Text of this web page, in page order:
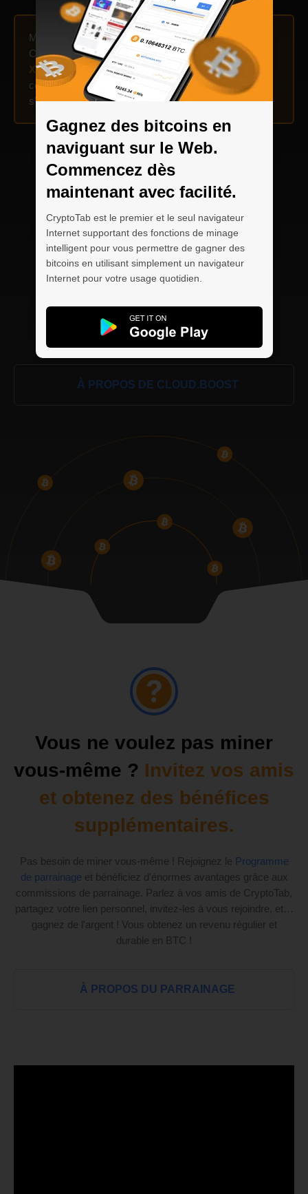
Gagnez des bitcoins en
naviguant sur le Web.
Commencez dès
maintenant avec facilité.
CryptoTab est le premier et le seul navigateur
Internet supportant des fonctions de minage
intelligent pour vous permettre de gagner des
bitcoins en utilisant simplement un navigateur
Internet pour votre usage quotidien.
Minez jusqu'à300 fois plus viteen utilisant la fonction
Cloud.Boost sur votre appareil mobile ! Activez
X2,X15,X10 , ouX15 multiplicateurs et combinez-les
comme vous le souhaitez — tout se met en place et
s'accorde lorsque le minage est lancé.
À PROPOS DE CLOUD.BOOST
Vous ne voulez pas miner
vous-même ? Invitez vos amis
et obtenez des bénéfices
supplémentaires.
Pas besoin de miner vous-même ! Rejoignez le Programme
de parrainage et bénéficiez d'énormes avantages grâce aux
commissions de parrainage. Parlez à vos amis de CryptoTab,
partagez votre lien personnel, invitez-les à vous rejoindre, et…
gagnez de l'argent ! Vous obtenez un revenu régulier et
durable en BTC !
À PROPOS DU PARRAINAGE